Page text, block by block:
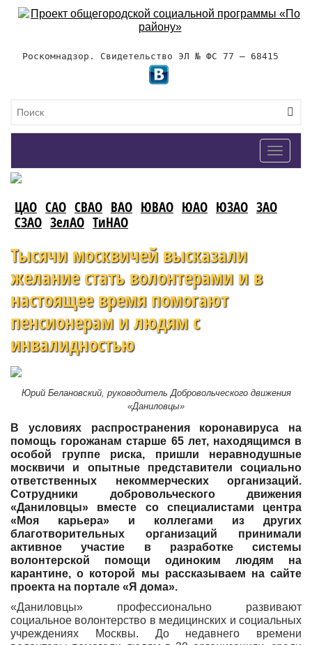
Роскомнадзор. Свидетельство ЭЛ № ФС 77 – 68415
Toggle
ЦАО САО СВАО ВАО ЮВАО ЮАО ЮЗАО ЗАО
СЗАО ЗелАО ТиНАО
Тысячи москвичей высказали
желание стать волонтерами и в
настоящее время помогают
пенсионерам и людям с
инвалидностью
Юрий Белановский, руководитель Добровольческого движения
«Даниловцы»
В условиях распространения коронавируса на
помощь горожанам старше 65 лет, находящимся в
особой группе риска, пришли неравнодушные
москвичи и опытные представители социально
ответственных некоммерческих организаций.
Сотрудники добровольческого движения
«Даниловцы» вместе со специалистами центра
«Моя карьера» и коллегами из других
благотворительных организаций принимали
активное участие в разработке системы
волонтерской помощи одиноким людям на
карантине, о которой мы рассказываем на сайте
проекта на портале «Я дома».
«Даниловцы» профессионально развивают
социальное волонтерство в медицинских и социальных
учреждениях Москвы. До недавнего времени